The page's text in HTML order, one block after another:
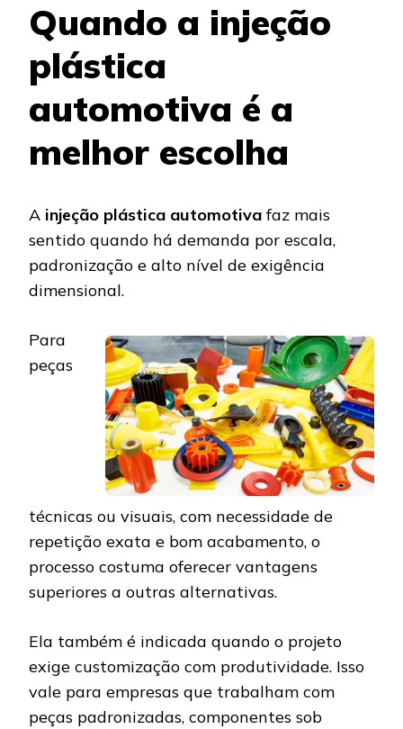
Quando a injeção
plástica
automotiva é a
melhor escolha
A injeção plástica automotivafaz mais
sentido quando há demanda por escala,
padronização e alto nível de exigência
dimensional.
Para
peças
técnicas ou visuais, com necessidade de
repetição exata e bom acabamento, o
processo costuma oferecer vantagens
superiores a outras alternativas.
Ela também é indicada quando o projeto
exige customização com produtividade. Isso
vale para empresas que trabalham com
peças padronizadas, componentes sob